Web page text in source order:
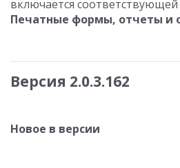
включается
Печатные формы, отчеты и
Версия 2.0.3.162
Новое в версии